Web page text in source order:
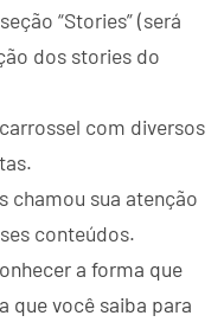
“Stories” (será
dos stories do
com diversos
chamou sua atenção
conteúdos.
a forma que
que você saiba para